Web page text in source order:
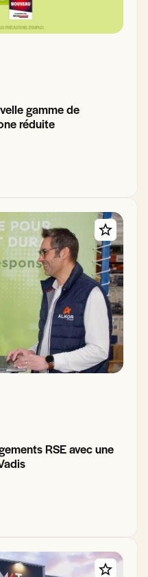
gamme de
réduite
RSE avec une